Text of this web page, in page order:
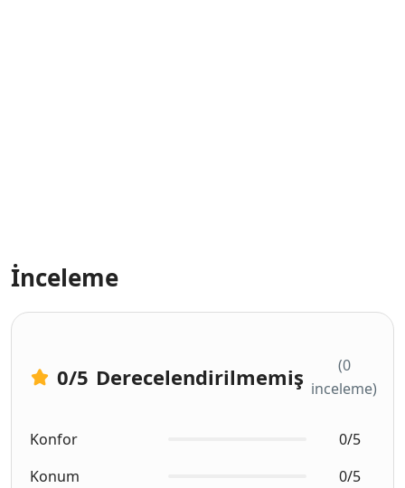
İnceleme
0/5 Derecelendirilmemiş
(0
inceleme)
Konfor
0/5
Konum
0/5